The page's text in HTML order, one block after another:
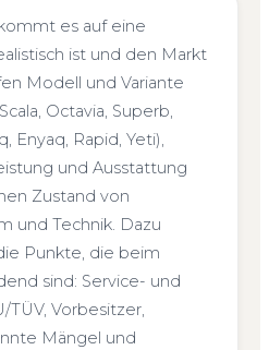
es auf eine
ist und den Markt
Modell und Variante
Octavia, Superb,
Enyaq, Rapid, Yeti),
und Ausstattung
Zustand von
und Technik. Dazu
Punkte, die beim
sind: Service- und
TÜV, Vorbesitzer,
Mängel und